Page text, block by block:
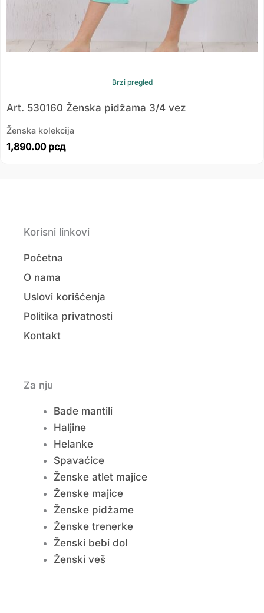
Brzi pregled
Art. 530160 Ženska pidžama 3/4 vez
Ženska kolekcija
1,890.00 рсд
Korisni linkovi
Početna
O nama
Uslovi korišćenja
Politika privatnosti
Kontakt
Za nju
Bade mantili
Haljine
Helanke
Spavaćice
Ženske atlet majice
Ženske majice
Ženske pidžame
Ženske trenerke
Ženski bebi dol
Ženski veš